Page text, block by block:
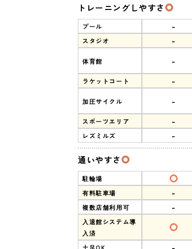
トレーニングしやすさ
プール -
スタジオ -
体育館 -
ラケットコート -
加圧サイクル -
スポーツエリア
-
レズミルズ -
通いやすさ
駐輪場
有料駐車場 -
複数店舗利用可 -
入退館システム導
入済
土足OK